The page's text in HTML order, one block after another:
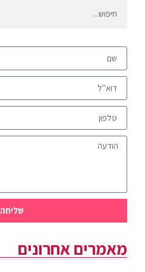
שליחה
מאמרים אחרונים